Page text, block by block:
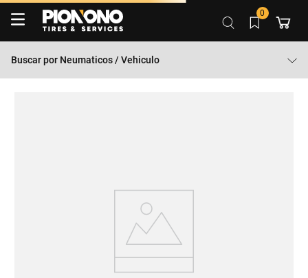
0
Buscar por Neumaticos / Vehiculo